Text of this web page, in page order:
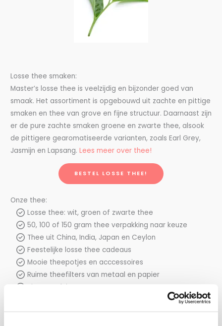
Losse thee smaken:
Master’s losse thee is veelzijdig en bijzonder goed van
smaak. Het assortiment is opgebouwd uit zachte en pittige
smaken en thee van grove en fijne structuur. Daarnaast zijn
er de pure zachte smaken groene en zwarte thee, alsook
de pittigere gearomatiseerde varianten, zoals Earl Grey,
Jasmijn en Lapsang. Lees meer over thee!
BESTEL LOSSE THEE!
Onze thee:
Losse thee: wit, groen of zwarte thee
50, 100 of 150 gram thee verpakking naar keuze
Thee uit China, India, Japan en Ceylon
Feestelijke losse thee cadeaus
Mooie theepotjes en acccessoires
Ruime theefilters van metaal en papier
Tips en advies!